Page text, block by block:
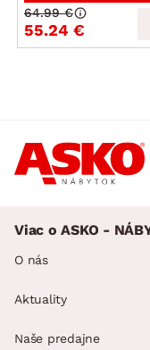
55.24 €
64.99 €
Viac o ASKO -
O nás
Aktuality
Naše predajne